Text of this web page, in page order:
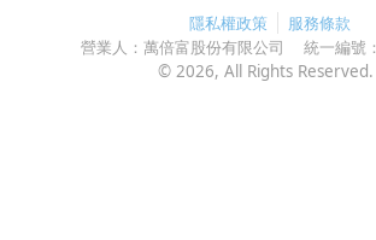
隱私權政策
服務條款
營業人： 萬倍富股份有限公司 統一編號：
© 2026, All Rights Reserved.